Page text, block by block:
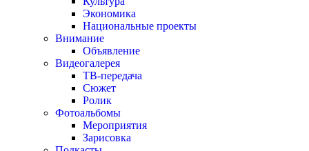
Экономика
Национальные проекты
Внимание
Объявление
Видеогалерея
ТВ-передача
Сюжет
Ролик
Фотоальбомы
Мероприятия
Зарисовка